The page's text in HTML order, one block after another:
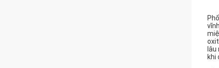
khi